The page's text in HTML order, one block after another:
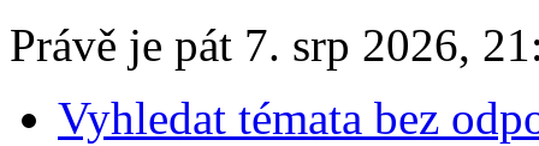
Právě je pát 7. srp 2026,
Vyhledat témata bez